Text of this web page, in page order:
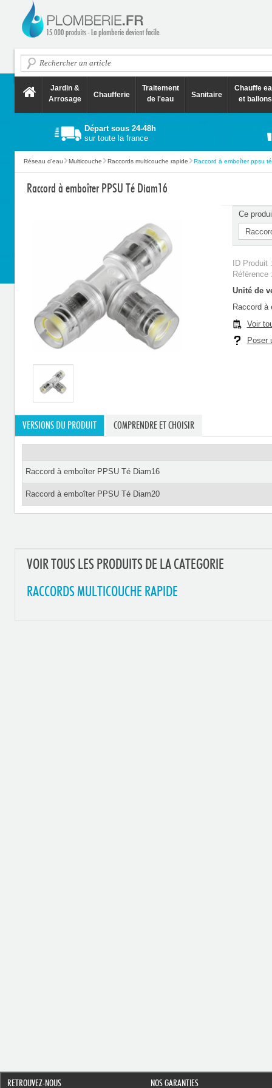
Jardin &
Arrosage
Chaufferie
Traitement
de l'eau
Sanitaire
Chauffe
et ballons
Départ sous 24-48h
sur toute la france
Réseau d'eau Multicouche Raccords multicouche rapide Raccord à emboîter ppsu
Raccord à emboîter PPSU Té Diam16
Ce
ID Produit
Unité de
Raccord
Voir
Poser
VERSIONS DU PRODUIT COMPRENDRE ET CHOISIR
Raccord à emboîter PPSU Té Diam16
Raccord à emboîter PPSU Té Diam20
VOIR TOUS LES PRODUITS DE LA CATEGORIE
RACCORDS MULTICOUCHE RAPIDE
RETROUVEZ-NOUS NOS GARANTIES